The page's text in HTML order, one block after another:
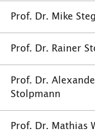
Prof. Dr. Mike
Prof. Dr. Rainer
Prof. Dr.
Stolpmann
Prof. Dr. Mathias